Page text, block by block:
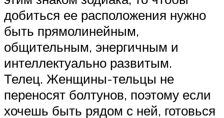
добиться ее расположения нужно
быть прямолинейным,
общительным, энергичным и
интеллектуально развитым.
Телец. Женщины-тельцы не
переносят болтунов, поэтому если
хочешь быть рядом с ней, готовься